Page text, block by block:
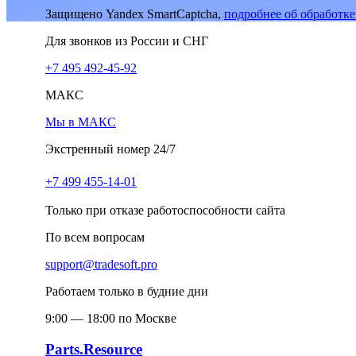
Защищено Yandex SmartCaptcha, подробнее об
Для звонков из России и СНГ
+7 495 492-45-92
МАКС
Мы в МАКС
Экстренный номер 24/7
+7 499 455-14-01
Только при отказе работоспособности сайта
По всем вопросам
support@tradesoft.pro
Работаем только в будние дни
9:00 — 18:00 по Москве
Parts.Resource